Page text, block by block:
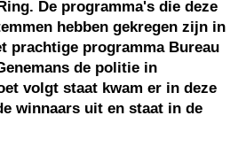
De programma's die deze
hebben gekregen zijn in
prachtige programma Bureau
de politie in
volgt staat kwam er in deze
winnaars uit en staat in de